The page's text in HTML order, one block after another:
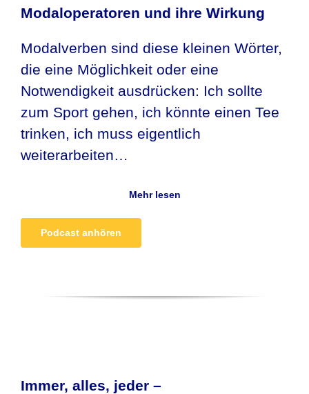
Modaloperatoren und ihre Wirkung
Modalverben sind diese kleinen Wörter,
die eine Möglichkeit oder eine
Notwendigkeit ausdrücken: Ich sollte
zum Sport gehen, ich könnte einen Tee
trinken, ich muss eigentlich
weiterarbeiten…
Mehr lesen
Podcast anhören
Immer, alles, jeder –